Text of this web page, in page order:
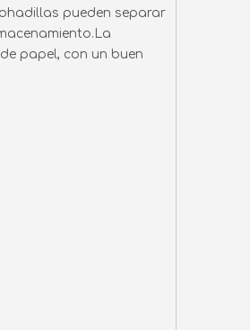
pueden separar
papel, con un buen